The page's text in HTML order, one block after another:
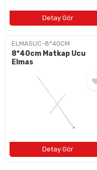
ELMASUC-8*40CM
8*40cm Matkap Ucu
Elmas